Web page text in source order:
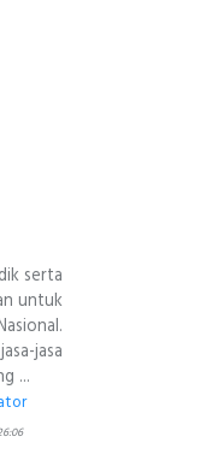
serta
untuk
jasa
...